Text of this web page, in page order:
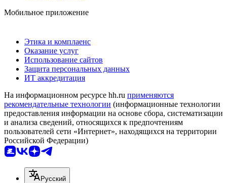
Мобильное приложение
Этика и комплаенс
Оказание услуг
Использование сайтов
Защита персональных данных
ИТ аккредитация
На информационном ресурсе hh.ru применяются
рекомендательные технологии (информационные технологии
предоставления информации на основе сбора, систематизации
и анализа сведений, относящихся к предпочтениям
пользователей сети «Интернет», находящихся на территории
Российской Федерации)
Русский